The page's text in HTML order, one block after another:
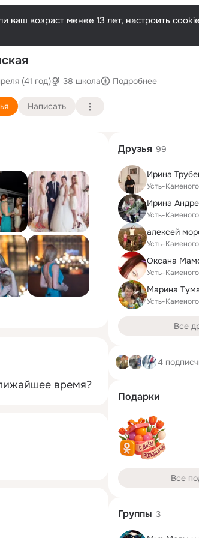
ваш возраст менее 13 лет, настроить
(41 год) 38 школа Подробнее
Написать
время?
Друзья 99
Ирина
Усть-
Ирина
Усть-
алексей
Усть-
Оксана
Усть-
Усть-
Все
4
Подарки
Все
Группы 3